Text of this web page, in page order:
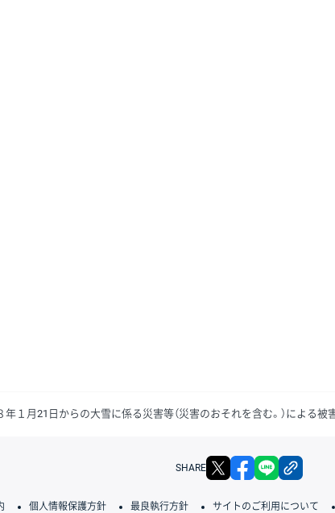
年１月21日からの大雪に係る災害等（災害のおそれを含む。）による被
SHARE X facebook
個人情報保護方針 最良執行方針 サイトのご利用について